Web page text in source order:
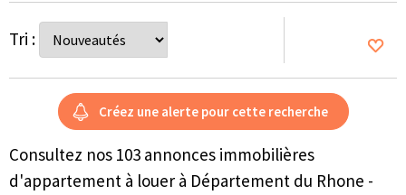
Tri :
Consultez nos 103 annonces immobilières
d'appartement à louer à Département du Rhone -